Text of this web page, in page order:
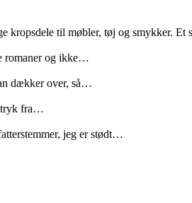
kropsdele til møbler, tøj og smykker. Et
romaner og ikke…
dækker over, så…
fra…
jeg er stødt…